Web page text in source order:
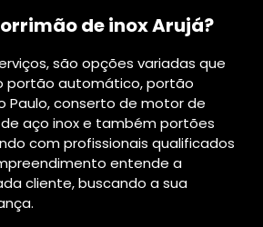
de inox Arujá?
são opções variadas que
portão automático, portão
Paulo, conserto de motor de
aço inox e também portões
com profissionais qualificados
entende a
cliente, buscando a sua